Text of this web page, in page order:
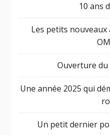
10 ans
Les petits nouveaux
Ouverture du
Une année 2025 qui
Un petit dernier